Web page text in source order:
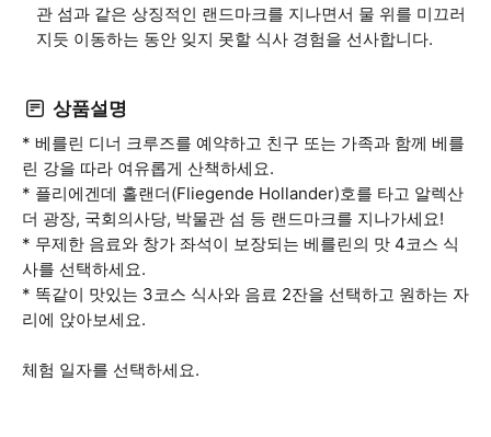
관 섬과 같은 상징적인 랜드마크를 지나면서 물 위를 미끄러
지듯 이동하는 동안 잊지 못할 식사 경험을 선사합니다.
상품설명
* 베를린 디너 크루즈를 예약하고 친구 또는 가족과 함께 베를
린 강을 따라 여유롭게 산책하세요.
* 플리에겐데 홀랜더(Fliegende Hollander)호를 타고 알렉산
더 광장, 국회의사당, 박물관 섬 등 랜드마크를 지나가세요!
* 무제한 음료와 창가 좌석이 보장되는 베를린의 맛 4코스 식
사를 선택하세요.
* 똑같이 맛있는 3코스 식사와 음료 2잔을 선택하고 원하는 자
리에 앉아보세요.
체험 일자를 선택하세요.